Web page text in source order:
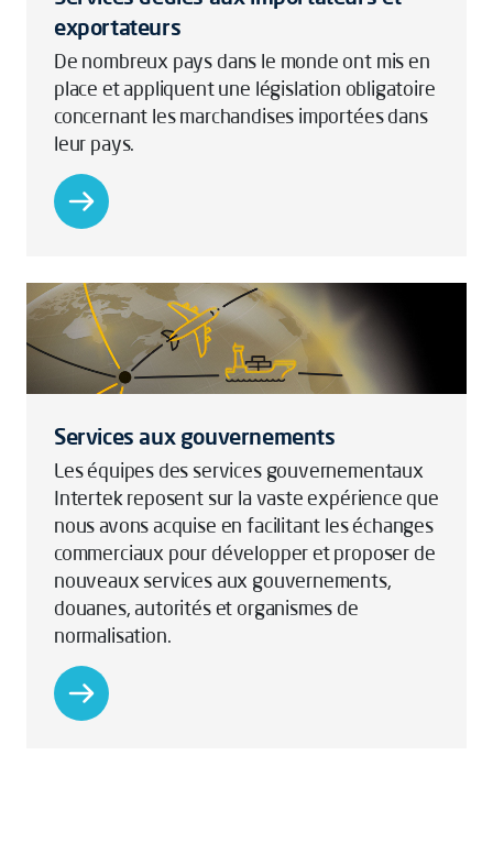
exportateurs
De nombreux pays dans le monde ont mis en
place et appliquent une législation obligatoire
concernant les marchandises importées dans
leur pays.
Services aux gouvernements
Les équipes des services gouvernementaux
Intertek reposent sur la vaste expérience que
nous avons acquise en facilitant les échanges
commerciaux pour développer et proposer de
nouveaux services aux gouvernements,
douanes, autorités et organismes de
normalisation.